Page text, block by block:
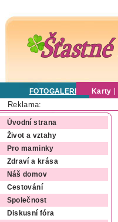
FOTOGALERIE Karty
Reklama:
Úvodní strana
Život a vztahy
Pro maminky
Zdraví a krása
Náš domov
Cestování
Společnost
Diskusní fóra